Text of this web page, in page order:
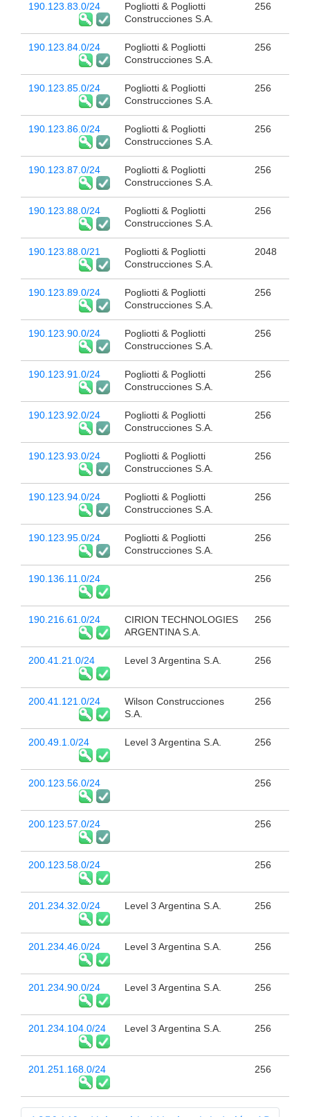
190.123.83.0/24
Pogliotti & Pogliotti
Construcciones S.A.
256
190.123.84.0/24
Pogliotti & Pogliotti
Construcciones S.A.
256
190.123.85.0/24
Pogliotti & Pogliotti
Construcciones S.A.
256
190.123.86.0/24
Pogliotti & Pogliotti
Construcciones S.A.
256
190.123.87.0/24
Pogliotti & Pogliotti
Construcciones S.A.
256
190.123.88.0/24
Pogliotti & Pogliotti
Construcciones S.A.
256
190.123.88.0/21
Pogliotti & Pogliotti
Construcciones S.A.
2048
190.123.89.0/24
Pogliotti & Pogliotti
Construcciones S.A.
256
190.123.90.0/24
Pogliotti & Pogliotti
Construcciones S.A.
256
190.123.91.0/24
Pogliotti & Pogliotti
Construcciones S.A.
256
190.123.92.0/24
Pogliotti & Pogliotti
Construcciones S.A.
256
190.123.93.0/24
Pogliotti & Pogliotti
Construcciones S.A.
256
190.123.94.0/24
Pogliotti & Pogliotti
Construcciones S.A.
256
190.123.95.0/24
Pogliotti & Pogliotti
Construcciones S.A.
256
190.136.11.0/24 256
190.216.61.0/24
CIRION TECHNOLOGIES
ARGENTINA S.A.
256
200.41.21.0/24 Level 3 Argentina S.A. 256
200.41.121.0/24
Wilson Construcciones
S.A.
256
200.49.1.0/24 Level 3 Argentina S.A. 256
200.123.56.0/24 256
200.123.57.0/24 256
200.123.58.0/24 256
201.234.32.0/24 Level 3 Argentina S.A. 256
201.234.46.0/24 Level 3 Argentina S.A. 256
201.234.90.0/24 Level 3 Argentina S.A. 256
201.234.104.0/24 Level 3 Argentina S.A. 256
201.251.168.0/24 256